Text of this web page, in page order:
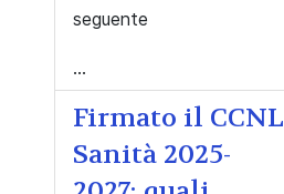
seguente
...
Firmato il CCNL
Sanità 2025-